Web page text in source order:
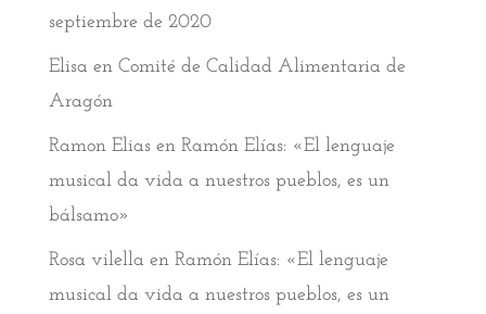
septiembre de 2020
Elisa en Comité de Calidad Alimentaria de
Aragón
Ramon Eliasen Ramón Elías: «El lenguaje
musical da vida a nuestros pueblos, es un
bálsamo»
Rosa vilella en Ramón Elías: «El lenguaje
musical da vida a nuestros pueblos, es un